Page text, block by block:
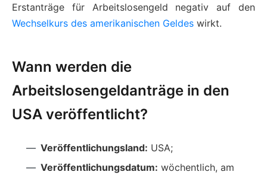
Erstanträge für Arbeitslosengeld negativ auf den
Wechselkurs des amerikanischen Geldes wirkt.
Wann werden die
Arbeitslosengeldanträge in den
USA veröffentlicht?
Veröffentlichungsland: USA;
Veröffentlichungsdatum: wöchentlich, am